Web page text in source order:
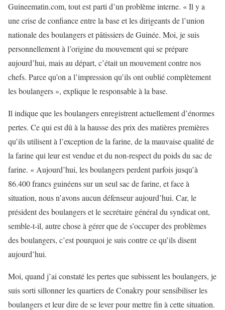
Guineematin.com, tout est parti d’un problème interne. « Il y a
une crise de confiance entre la base et les dirigeants de l’union
nationale des boulangers et pâtissiers de Guinée. Moi, je suis
personnellement à l’origine du mouvement qui se prépare
aujourd’hui, mais au départ, c’était un mouvement contre nos
chefs. Parce qu’on a l’impression qu’ils ont oublié complètement
les boulangers », explique le responsable à la base.
Il indique que les boulangers enregistrent actuellement d’énormes
pertes. Ce qui est dû à la hausse des prix des matières premières
qu’ils utilisent à l’exception de la farine, de la mauvaise qualité de
la farine qui leur est vendue et du non-respect du poids du sac de
farine. « Aujourd’hui, les boulangers perdent parfois jusqu’à
86.400 francs guinéens sur un seul sac de farine, et face à
situation, nous n’avons aucun défenseur aujourd’hui. Car, le
président des boulangers et le secrétaire général du syndicat ont,
semble-t-il, autre chose à gérer que de s’occuper des problèmes
des boulangers, c’est pourquoi je suis contre ce qu’ils disent
aujourd’hui.
Moi, quand j’ai constaté les pertes que subissent les boulangers, je
suis sorti sillonner les quartiers de Conakry pour sensibiliser les
boulangers et leur dire de se lever pour mettre fin à cette situation.